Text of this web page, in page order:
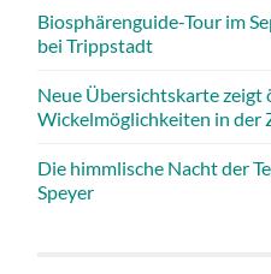
Biosphärenguide-Tour im
bei Trippstadt
Neue Übersichtskarte
Wickelmöglichkeiten in der
Die himmlische Nacht der
Speyer